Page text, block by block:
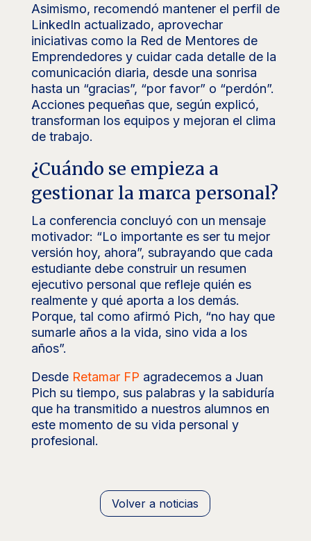
Asimismo, recomendó mantener el perfil de
LinkedIn actualizado, aprovechar
iniciativas como la Red de Mentores de
Emprendedores y cuidar cada detalle de la
comunicación diaria, desde una sonrisa
hasta un “gracias”, “por favor” o “perdón”.
Acciones pequeñas que, según explicó,
transforman los equipos y mejoran el clima
de trabajo.
¿Cuándo se empieza a
gestionar la marca personal?
La conferencia concluyó con un mensaje
motivador: “Lo importante es ser tu mejor
versión hoy, ahora”, subrayando que cada
estudiante debe construir un resumen
ejecutivo personal que refleje quién es
realmente y qué aporta a los demás.
Porque, tal como afirmó Pich, “no hay que
sumarle años a la vida, sino vida a los
años”.
Desde Retamar FP agradecemos a Juan
Pich su tiempo, sus palabras y la sabiduría
que ha transmitido a nuestros alumnos en
este momento de su vida personal y
profesional.
Volver a noticias